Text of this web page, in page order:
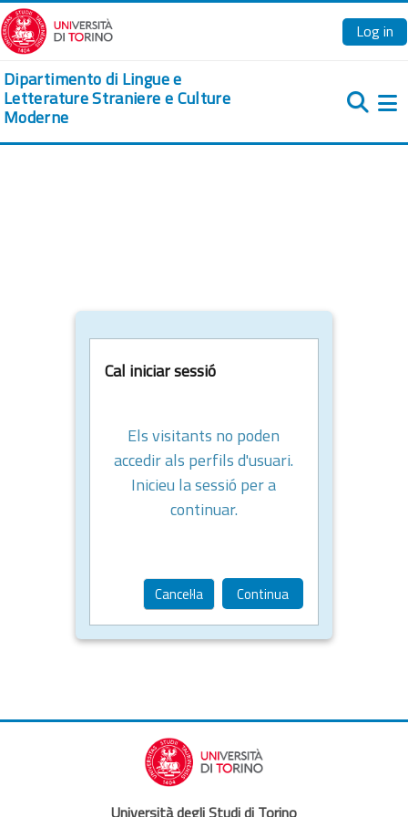
Ves al contingut principal
Log in
Dipartimento di Lingue e
Letterature Straniere e Culture
Moderne
Cal iniciar sessió
Els visitants no poden
accedir als perfils d'usuari.
Inicieu la sessió per a
continuar.
Cancel·la Continua
Università degli Studi di Torino